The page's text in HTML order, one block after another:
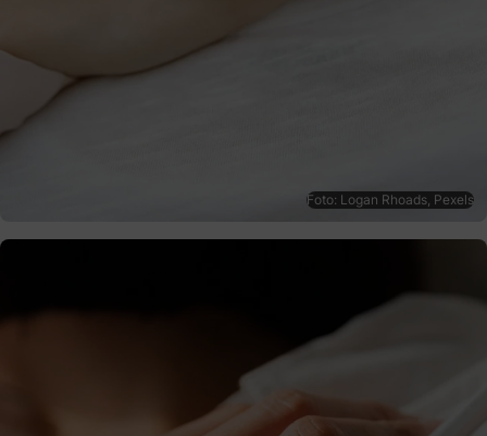
Foto: Logan Rhoads, Pexels